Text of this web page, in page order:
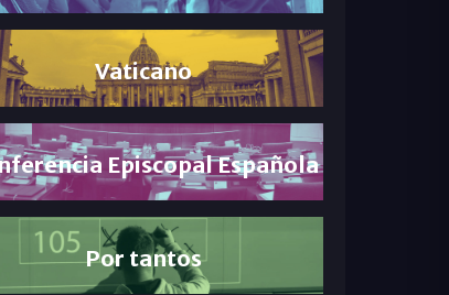
Vaticano
Episcopal Española
Por tantos